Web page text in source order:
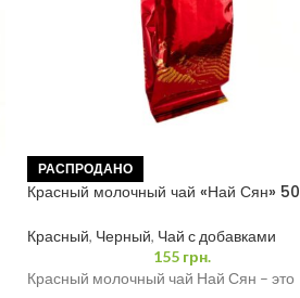
РАСПРОДАНО
Красный молочный чай «Най Сян» 50
Красный, Черный, Чай с добавками
155 грн.
Красный молочный чай Най Сян – это